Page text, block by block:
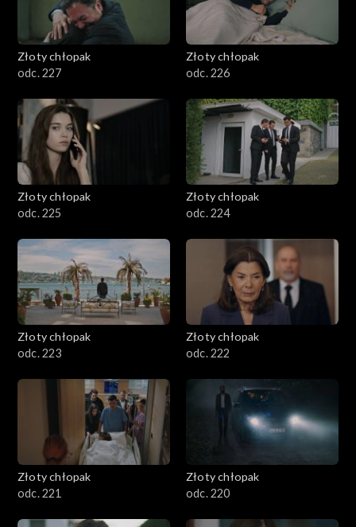
Złoty chłopak
odc. 227
Złoty chłopak
odc. 226
Złoty chłopak
odc. 225
Złoty chłopak
odc. 224
Złoty chłopak
odc. 223
Złoty chłopak
odc. 222
Złoty chłopak
odc. 221
Złoty chłopak
odc. 220